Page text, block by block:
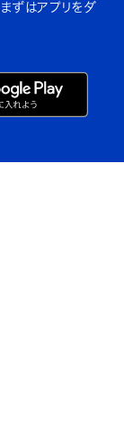
まずはアプリをダ